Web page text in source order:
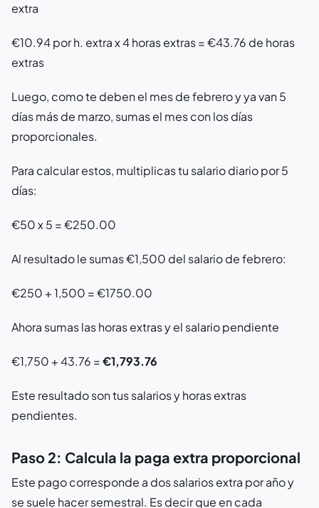
extra
€10.94 por h. extra x 4 horas extras = €43.76 de horas
extras
Luego, como te deben el mes de febrero y ya van 5
días más de marzo, sumas el mes con los días
proporcionales.
Para calcular estos, multiplicas tu salario diario por 5
días:
€50 x 5 = €250.00
Al resultado le sumas €1,500 del salario de febrero:
€250 + 1,500 = €1750.00
Ahora sumas las horas extras y el salario pendiente
€1,750 + 43.76 =€1,793.76
Este resultado son tus salarios y horas extras
pendientes.
Paso 2: Calcula la paga extra proporcional
Este pago corresponde a dos salarios extra por año y
se suele hacer semestral. Es decir que en cada